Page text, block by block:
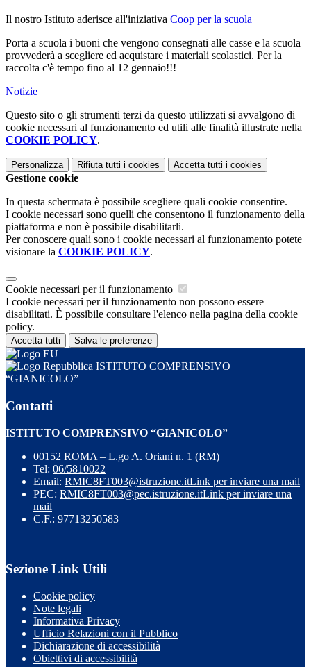
Il nostro Istituto aderisce all'iniziativa Coop per la scuola
Porta a scuola i buoni che vengono consegnati alle casse e la scuola
provvederà a scegliere ed acquistare i materiali scolastici. Per la
raccolta c'è tempo fino al 12 gennaio!!!
Notizie
Questo sito o gli strumenti terzi da questo utilizzati si avvalgono di
cookie necessari al funzionamento ed utili alle finalità illustrate nella
COOKIE POLICY.
Personalizza Rifiuta tutti i cookies Accetta tutti i cookies
Gestione cookie
In questa schermata è possibile scegliere quali cookie consentire.
I cookie necessari sono quelli che consentono il funzionamento della
piattaforma e non è possibile disabilitarli.
Per conoscere quali sono i cookie necessari al funzionamento potete
visionare la COOKIE POLICY.
Cookie necessari per il funzionamento
I cookie necessari per il funzionamento non possono essere
disabilitati. È possibile consultare l'elenco nella pagina della cookie
policy.
Accetta tutti Salva le preferenze
ISTITUTO COMPRENSIVO
“GIANICOLO”
Contatti
ISTITUTO COMPRENSIVO “GIANICOLO”
00152 ROMA – L.go A. Oriani n. 1 (RM)
Tel: 06/5810022
Email: RMIC8FT003@istruzione.itLink per inviare una mail
PEC: RMIC8FT003@pec.istruzione.itLink per inviare una
mail
C.F.: 97713250583
Sezione Link Utili
Cookie policy
Note legali
Informativa Privacy
Ufficio Relazioni con il Pubblico
Dichiarazione di accessibilità
Obiettivi di accessibilità